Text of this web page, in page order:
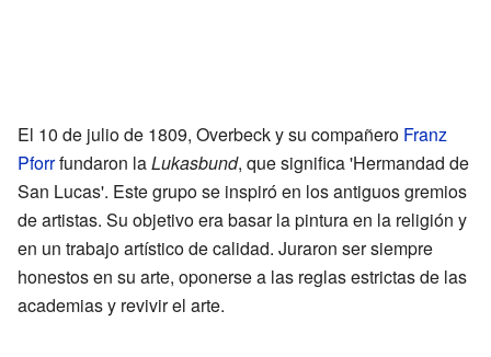
El 10 de julio de 1809, Overbeck y su compañero Franz
Pforrfundaron laLukasbund, que significa 'Hermandad de
San Lucas'. Este grupo se inspiró en los antiguos gremios
de artistas. Su objetivo era basar la pintura en la religión y
en un trabajo artístico de calidad. Juraron ser siempre
honestos en su arte, oponerse a las reglas estrictas de las
academias y revivir el arte.